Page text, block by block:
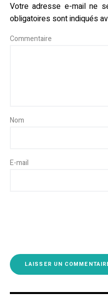
Votre adresse e-mail ne
obligatoires sont indiqués
E-